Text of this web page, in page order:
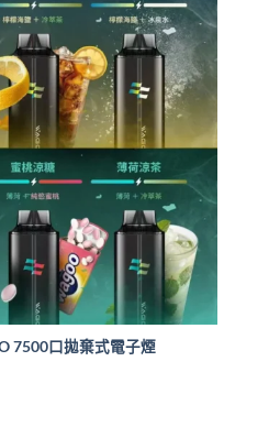
7500口拋棄式電子煙